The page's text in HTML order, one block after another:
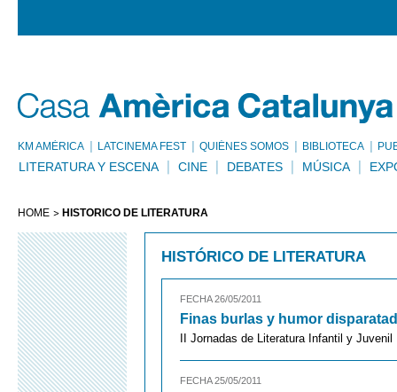
KM AMÈRICA LATCINEMA FEST QUIÉNES SOMOS BIBLIOTECA
LITERATURA Y ESCENA CINE DEBATES MÚSICA
HOME HISTÓRICO DE LITERATURA
HISTÓRICO DE LITERATURA
FECHA 26/05/2011
Finas burlas y humor
II Jornadas de Literatura Infantil y
FECHA 25/05/2011